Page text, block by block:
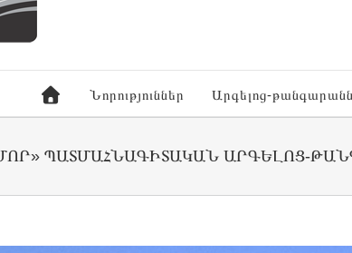
Նորություններ Արգելոց-
ՊԱՏՄԱՀՆԱԳԻՏԱԿԱՆ ԱՐԳԵԼՈՑ-